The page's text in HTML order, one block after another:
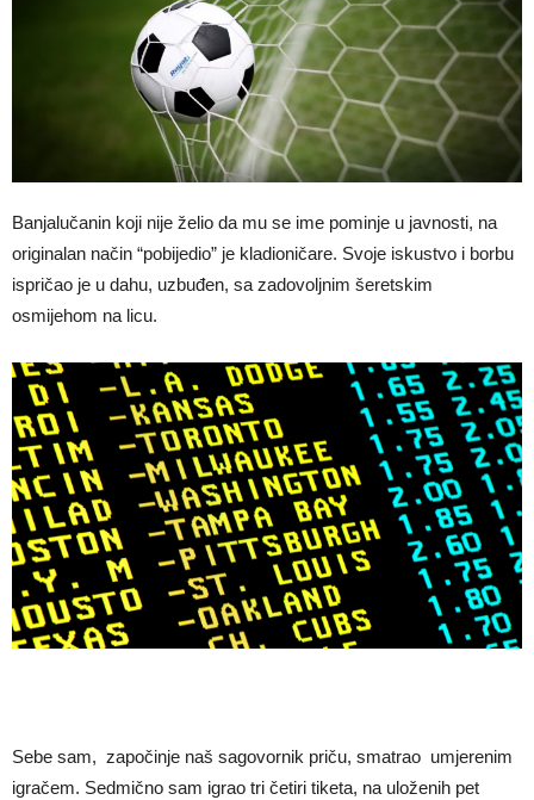
Banjalučanin koji nije želio da mu se ime pominje u javnosti, na
originalan način “pobijedio” je kladioničare. Svoje iskustvo i borbu
ispričao je u dahu, uzbuđen, sa zadovoljnim šeretskim
osmijehom na licu.
Sebe sam, započinje naš sagovornik priču, smatrao umjerenim
igračem. Sedmično sam igrao tri četiri tiketa, na uloženih pet